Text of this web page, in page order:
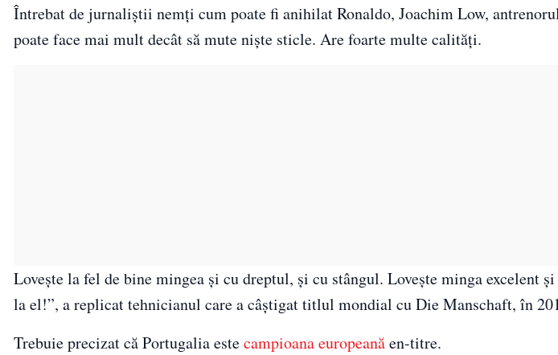
Întrebat de jurnaliștii nemți cum poate fi anihilat Ronaldo, Joachim Low,
poate face mai mult decât să mute niște sticle. Are foarte multe calități.
Lovește la fel de bine mingea și cu dreptul, și cu stângul. Lovește minga excelent
la el!”, a replicat tehnicianul care a câștigat titlul mondial cu Die Manschaft, în
Trebuie precizat că Portugalia estecampioana europeanăen-titre.